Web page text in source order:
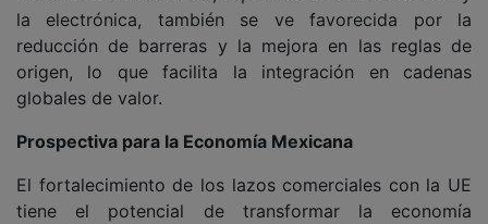
la electrónica, también se ve favorecida por la
reducción de barreras y la mejora en las reglas de
origen, lo que facilita la integración en cadenas
globales de valor.
Prospectiva para la Economía Mexicana
El fortalecimiento de los lazos comerciales con la UE
tiene el potencial de transformar la economía